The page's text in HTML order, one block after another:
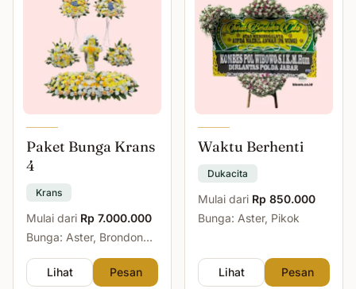
Paket Bunga Krans
4
Krans
Mulai dari Rp 7.000.000
Bunga: Aster, Brondong,
Lihat
Pesan
Waktu Berhenti
Dukacita
Mulai dari Rp 850.000
Bunga: Aster, Pikok
Lihat Pesan